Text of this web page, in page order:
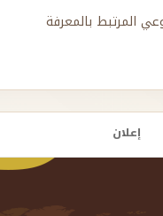
المرتبط بالمعرفة
إعلان